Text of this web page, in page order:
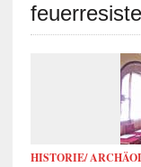
HISTORIE/